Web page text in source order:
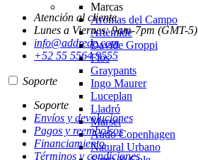
Marcas
Aromas del Campo
Artemide
Davide Groppi
Flos
Graypants
Ingo Maurer
Luceplan
Lladró
Marset
Audo Copenhagen
Natural Urbano
Atención al cliente
Lunes a Viernes: 9am-7pm (GMT-5)
info@addrede.com
+52 55 5564 9555
Soporte
Soporte
Envíos y devoluciones
Pagos y reembolsos
Financiamiento
Términos y condiciones